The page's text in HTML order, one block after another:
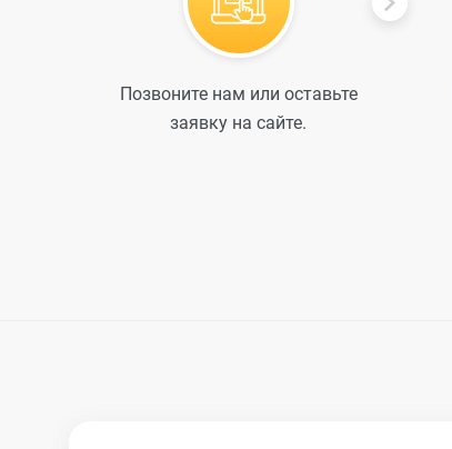
Позвоните нам или оставьте
заявку на сайте.